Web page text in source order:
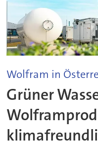
Wolfram in
Grüner